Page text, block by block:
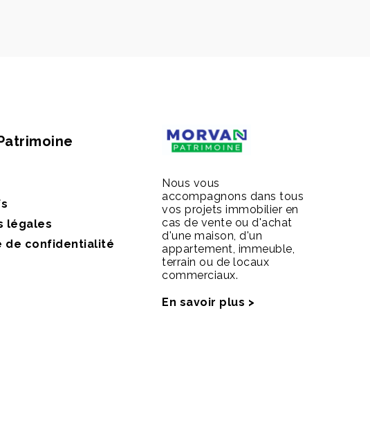
légales
de confidentialité
Nous vous
accompagnons dans tous
vos projets immobilier en
cas de vente ou d'achat
d'une maison, d'un
appartement, immeuble,
terrain ou de locaux
commerciaux.
En savoir plus >